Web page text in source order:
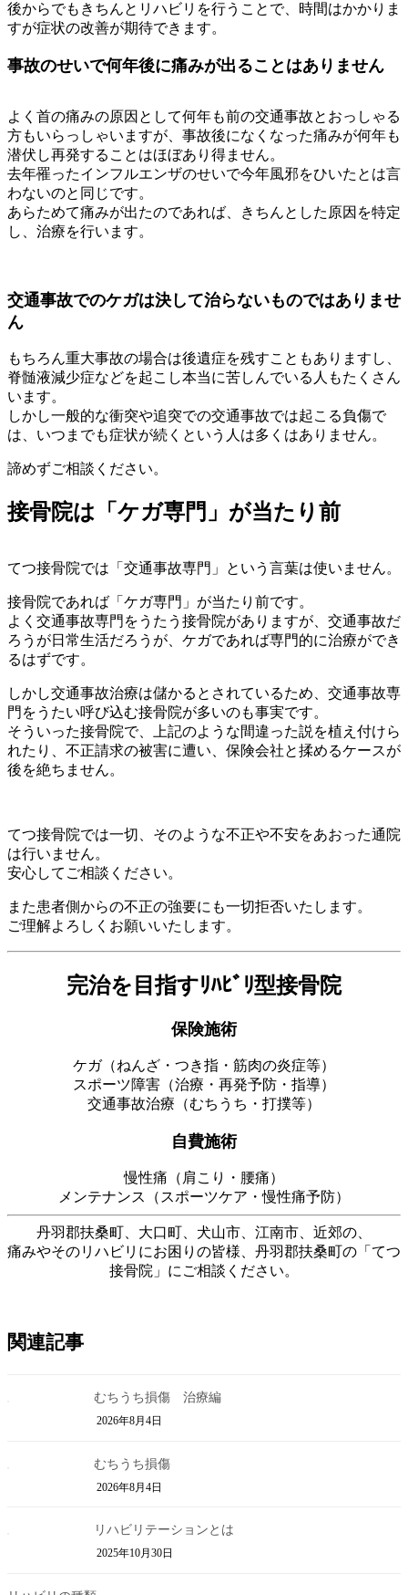
後からでもきちんとリハビリを行うことで、時間はかかりま
すが症状の改善が期待できます。
事故のせいで何年後に痛みが出ることはありません
よく首の痛みの原因として何年も前の交通事故とおっしゃる
方もいらっしゃいますが、事故後になくなった痛みが何年も
潜伏し再発することはほぼあり得ません。
去年罹ったインフルエンザのせいで今年風邪をひいたとは言
わないのと同じです。
あらためて痛みが出たのであれば、きちんとした原因を特定
し、治療を行います。
交通事故でのケガは決して治らないものではありませ
ん
もちろん重大事故の場合は後遺症を残すこともありますし、
脊髄液減少症などを起こし本当に苦しんでいる人もたくさん
います。
しかし一般的な衝突や追突での交通事故では起こる負傷で
は、いつまでも症状が続くという人は多くはありません。
諦めずご相談ください。
接骨院は「ケガ専門」が当たり前
てつ接骨院では「交通事故専門」という言葉は使いません。
接骨院であれば「ケガ専門」が当たり前です。
よく交通事故専門をうたう接骨院がありますが、交通事故だ
ろうが日常生活だろうが、ケガであれば専門的に治療ができ
るはずです。
しかし交通事故治療は儲かるとされているため、交通事故専
門をうたい呼び込む接骨院が多いのも事実です。
そういった接骨院で、上記のような間違った説を植え付けら
れたり、不正請求の被害に遭い、保険会社と揉めるケースが
後を絶ちません。
てつ接骨院では一切、そのような不正や不安をあおった通院
は行いません。
安心してご相談ください。
また患者側からの不正の強要にも一切拒否いたします。
ご理解よろしくお願いいたします。
完治を目指すﾘﾊﾋﾞﾘ型接骨院
保険施術
ケガ（ねんざ・つき指・筋肉の炎症等）
スポーツ障害（治療・再発予防・指導）
交通事故治療（むちうち・打撲等）
自費施術
慢性痛（肩こり・腰痛）
メンテナンス（スポーツケア・慢性痛予防）
丹羽郡扶桑町、大口町、犬山市、江南市、近郊の、
痛みやそのリハビリにお困りの皆様、丹羽郡扶桑町の「てつ
接骨院」にご相談ください。
関連記事
むちうち損傷 治療編
2026年8月4日
むちうち損傷
2026年8月4日
リハビリテーションとは
2025年10月30日